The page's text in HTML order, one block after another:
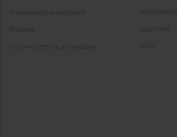
Основной материал пластик/
Форма круглая
Количество в упаковке 200